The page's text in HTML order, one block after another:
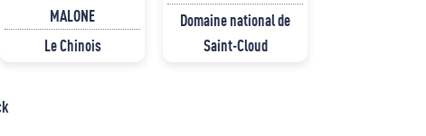
MALONE
Le Chinois
Domaine national de
Saint-Cloud